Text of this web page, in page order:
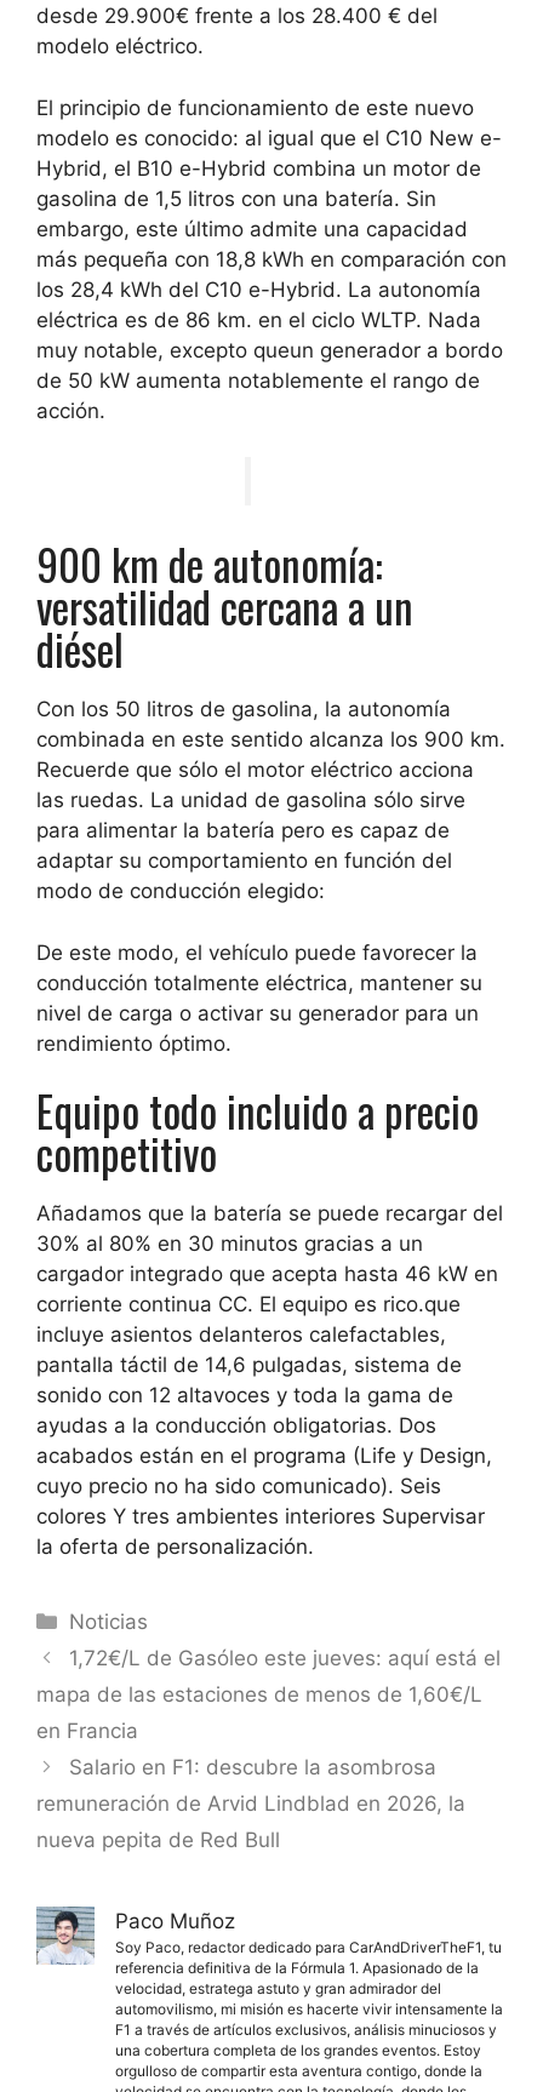
desde 29.900€ frente a los 28.400 € del
modelo eléctrico.
El principio de funcionamiento de este nuevo
modelo es conocido: al igual que el C10 New e-
Hybrid, el B10 e-Hybrid combina un motor de
gasolina de 1,5 litros con una batería. Sin
embargo, este último admite una capacidad
más pequeña con 18,8 kWh en comparación con
los 28,4 kWh del C10 e-Hybrid. La autonomía
eléctrica es de 86 km. en el ciclo WLTP. Nada
muy notable, excepto queun generador a bordo
de 50 kW aumenta notablemente el rango de
acción.
900 km de autonomía:
versatilidad cercana a un
diésel
Con los 50 litros de gasolina, la autonomía
combinada en este sentido alcanza los 900 km.
Recuerde que sólo el motor eléctrico acciona
las ruedas. La unidad de gasolina sólo sirve
para alimentar la batería pero es capaz de
adaptar su comportamiento en función del
modo de conducción elegido:
De este modo, el vehículo puede favorecer la
conducción totalmente eléctrica, mantener su
nivel de carga o activar su generador para un
rendimiento óptimo.
Equipo todo incluido a precio
competitivo
Añadamos que la batería se puede recargar del
30% al 80% en 30 minutos gracias a un
cargador integrado que acepta hasta 46 kW en
corriente continua CC. El equipo es rico.que
incluye asientos delanteros calefactables,
pantalla táctil de 14,6 pulgadas, sistema de
sonido con 12 altavoces y toda la gama de
ayudas a la conducción obligatorias. Dos
acabados están en el programa (Life y Design,
cuyo precio no ha sido comunicado). Seis
colores Y tres ambientes interiores Supervisar
la oferta de personalización.
Categorías
Noticias
1,72€/L de Gasóleo este jueves: aquí está el
mapa de las estaciones de menos de 1,60€/L
en Francia
Salario en F1: descubre la asombrosa
remuneración de Arvid Lindblad en 2026, la
nueva pepita de Red Bull
Paco Muñoz
Soy Paco, redactor dedicado para CarAndDriverTheF1, tu
referencia definitiva de la Fórmula 1. Apasionado de la
velocidad, estratega astuto y gran admirador del
automovilismo, mi misión es hacerte vivir intensamente la
F1 a través de artículos exclusivos, análisis minuciosos y
una cobertura completa de los grandes eventos. Estoy
orgulloso de compartir esta aventura contigo, donde la